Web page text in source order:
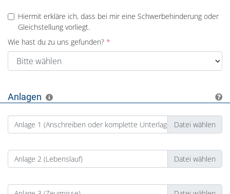
Hiermit erkläre ich, dass bei mir eine Schwerbehinderung oder
Gleichstellung vorliegt.
Wie hast du zu uns gefunden?
Anlagen
Anlage 1 (Anschreiben oder komplette Unterlagen)
Anlage 2 (Lebenslauf)